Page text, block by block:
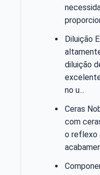
Diluição
diluição
no u...
Ceras
com
o reflexo